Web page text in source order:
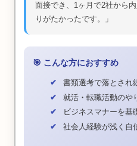
面接でき、1ヶ月で2社から
りがたかったです。
🎯 こんな方におすすめ
書類選考で落とされ
就活・転職活動のや
ビジネスマナーを基
社会人経験が浅く自